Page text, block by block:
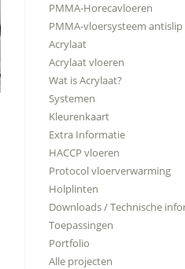
PMMA-Horecavloeren
PMMA-vloersysteem antislip
Acrylaat
Acrylaat vloeren
Wat is Acrylaat?
Systemen
Kleurenkaart
Extra Informatie
HACCP vloeren
Protocol vloerverwarming
Holplinten
Downloads / Technische
Toepassingen
Portfolio
Alle projecten